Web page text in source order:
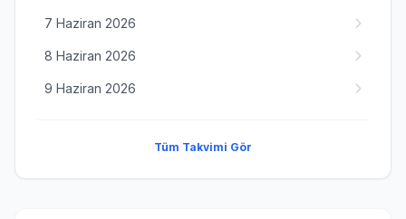
7 Haziran 2026
8 Haziran 2026
9 Haziran 2026
Tüm Takvimi Gör